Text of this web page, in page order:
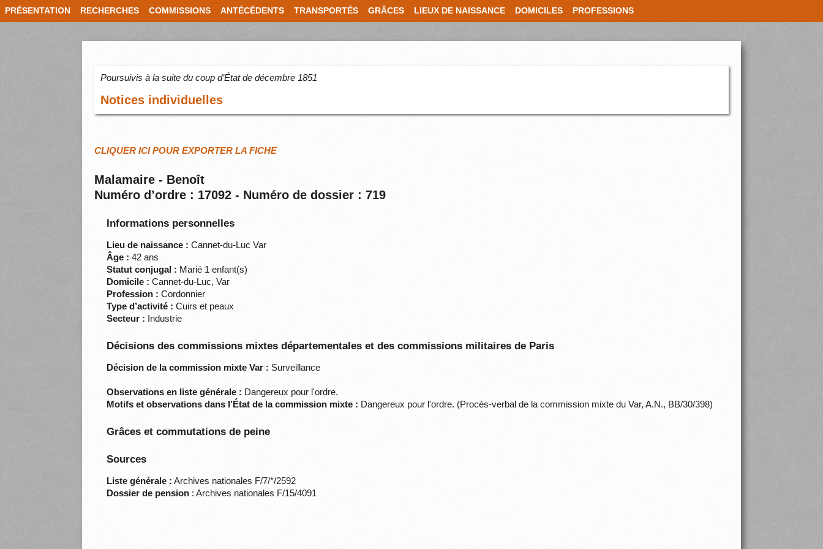
PRÉSENTATION RECHERCHES COMMISSIONS ANTÉCÉDENTS TRANSPORTÉS GRÂCES LIEUX DE NAISSANCE DOMICILES PROFESSIONS
Poursuivis à la suite du coup d’État de décembre 1851
Notices individuelles
CLIQUER ICI POUR EXPORTER LA FICHE
Malamaire - Benoît
Numéro d’ordre : 17092 - Numéro de dossier : 719
Informations personnelles
Lieu de naissance : Cannet-du-Luc Var
Âge : 42 ans
Statut conjugal : Marié 1 enfant(s)
Domicile : Cannet-du-Luc, Var
Profession : Cordonnier
Type d’activité : Cuirs et peaux
Secteur : Industrie
Décisions des commissions mixtes départementales et des commissions militaires de Paris
Décision de la commission mixte Var : Surveillance
Observations en liste générale : Dangereux pour l'ordre.
Motifs et observations dans l’État de la commission mixte : Dangereux pour l'ordre. (Procès-verbal de la commission mixte du Var, A.N., BB/30/398)
Grâces et commutations de peine
Sources
Liste générale : Archives nationales F/7/*/2592
Dossier de pension : Archives nationales F/15/4091